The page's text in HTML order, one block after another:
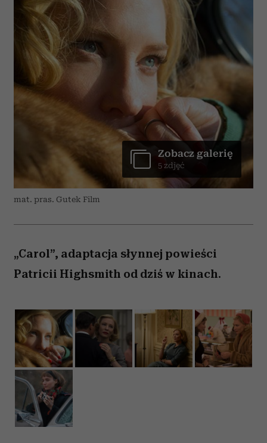
mat. pras. Gutek Film
Zobacz galerię
5 zdjęć
„Carol”, adaptacja słynnej powieści
Patricii Highsmith od dziś w kinach.